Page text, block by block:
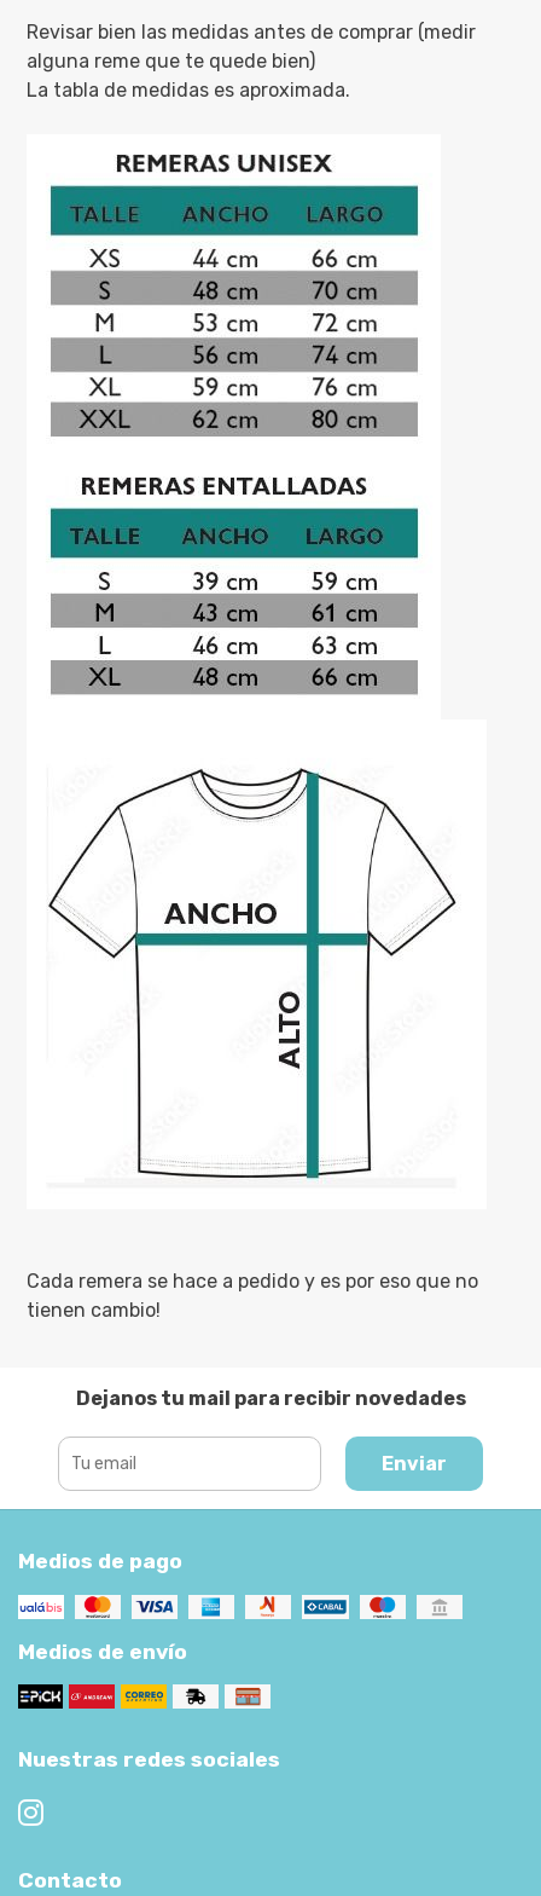
Revisar bien las medidas antes de comprar (medir
alguna reme que te quede bien)
La tabla de medidas es aproximada.
Cada remera se hace a pedido y es por eso que no
tienen cambio!
Dejanos tu mail para recibir novedades
Enviar
Medios de pago
Medios de envío
Nuestras redes sociales
Contacto